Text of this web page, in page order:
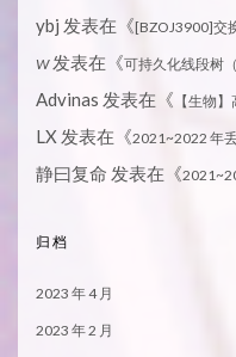
ybj 发表在《[BZOJ3900]交
W发表在《可持久化线段树
Advinas 发表在《 【生物
LX 发表在《2021~2022 年
静曰复命 发表在《
归档
2023 年 4 月
2023 年 2 月